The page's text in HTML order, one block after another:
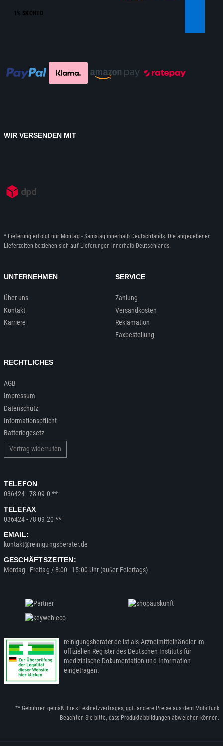
1% SKONTO
WIR VERSENDEN MIT
* Lieferung erfolgt nur Montag - Samstag innerhalb Deutschlands. Die angegebenen
Lieferzeiten beziehen sich auf Lieferungen innerhalb Deutschlands.
UNTERNEHMEN
Über uns
Kontakt
Karriere
SERVICE
Zahlung
Versandkosten
Reklamation
Faxbestellung
RECHTLICHES
AGB
Impressum
Datenschutz
Informationspflicht
Batteriegesetz
Vertrag widerrufen
TELEFON
036424 - 78 09 0 **
TELEFAX
036424 - 78 09 20 **
EMAIL:
kontakt@reinigungsberater.de
GESCHÄFTSZEITEN:
Montag - Freitag / 8:00 - 15:00 Uhr (außer Feiertags)
reinigungsberater.de ist als Arzneimittelhändler im
offiziellen Register des Deutschen Instituts für
medizinische Dokumentation und Information
eingetragen.
** Gebühren gemäß Ihres Festnetzvertrages, ggf. andere Preise aus dem Mobilfunk
Beachten Sie bitte, dass Produktabbildungen abweichen können.